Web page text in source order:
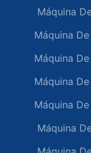
Máquina
Máquina
Máquina
Máquina
Máquina
Máquina